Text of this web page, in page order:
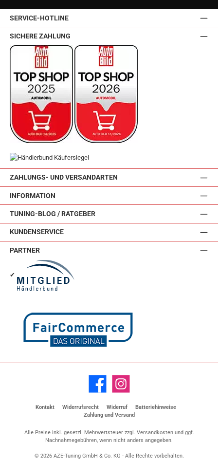
SERVICE-HOTLINE
ZAHLUNGS- UND VERSANDARTEN
INFORMATION
TUNING-BLOG / RATGEBER
KUNDENSERVICE
SICHERE ZAHLUNG
PARTNER
✔
Facebook Instagram
Kontakt Widerrufsrecht Widerruf
Batteriehinweise
Zahlung und Versand
Alle Preise inkl. gesetzl. Mehrwertsteuer zzgl. Versandkostenund ggf.
Nachnahmegebühren, wenn nicht anders angegeben.
© 2026 AZE-Tuning GmbH & Co. KG - Alle Rechte vorbehalten.